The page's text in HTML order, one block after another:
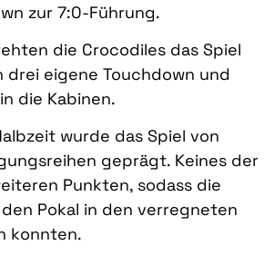
zur 7:0-Führung.
die Crocodiles das Spiel
drei eigene Touchdown und
die Kabinen.
wurde das Spiel von
geprägt. Keines der
Punkten, sodass die
den Pokal in den verregneten
konnten.